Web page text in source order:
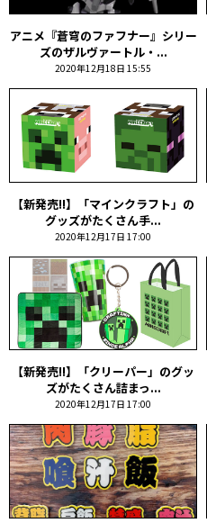
アニメ『蒼穹のファフナー』シリー
ズのザルヴァートル・...
2020年12月18日 15:55
【新発売!!】「マインクラフト」の
グッズがたくさん手...
2020年12月17日 17:00
【新発売!!】「クリーパー」のグッ
ズがたくさん詰まっ...
2020年12月17日 17:00